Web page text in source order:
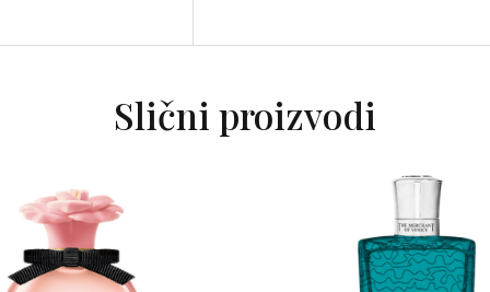
Slični proizvodi